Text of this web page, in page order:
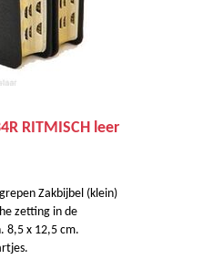
RITMISCH leer
Zakbijbel (klein)
zetting in de
8,5 x 12,5 cm.